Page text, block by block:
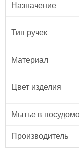
Назначение
Тип ручек
Материал
Цвет изделия
Мытье в
Производитель